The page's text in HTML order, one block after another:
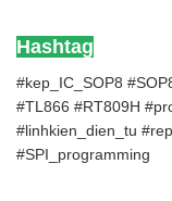
Hashtag
#kep_IC_SOP8
#TL866 #RT809H
#linhkien_dien_tu
#SPI_programming